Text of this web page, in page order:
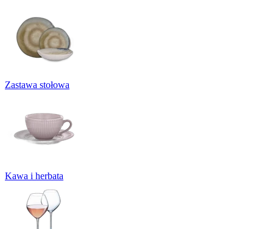
Zastawa stołowa
Kawa i herbata